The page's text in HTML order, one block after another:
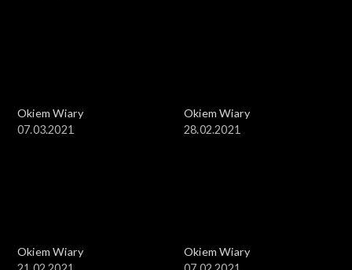
Okiem Wiary
07.03.2021
Okiem Wiary
28.02.2021
Okiem Wiary
Okiem Wiary